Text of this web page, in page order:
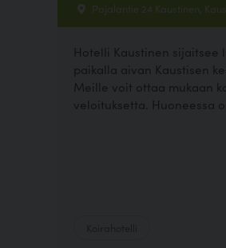
Pajalantie 24 Kaustinen,
Hotelli Kaustinen sijaitsee
paikalla aivan Kaustisen
Meille voit ottaa mukaan
veloituksetta. Huoneessa